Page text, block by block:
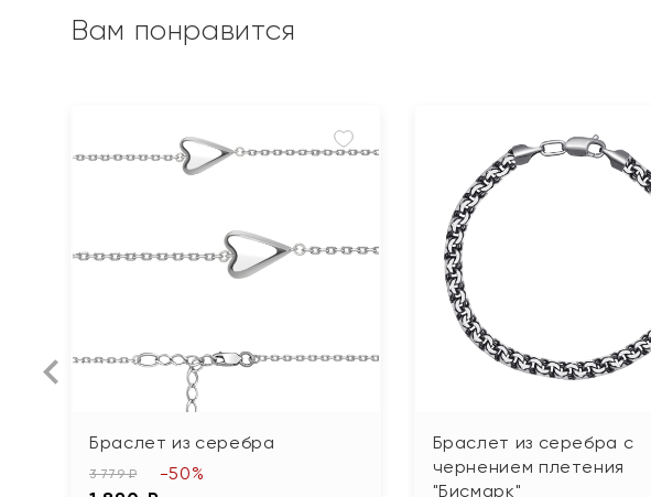
Вам понравится
Браслет из серебра
3 779 ₽ -50%
Браслет из серебра с
чернением плетения
"Бисмарк"